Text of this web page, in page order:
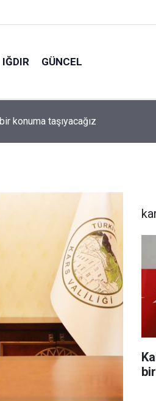
IĞDIR GÜNCEL
görevine getirildi